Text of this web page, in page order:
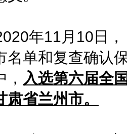
年11月10日，
名单和复查确认
入选第六届全
肃省兰州市。